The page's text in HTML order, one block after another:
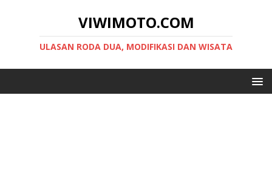
VIWIMOTO.COM
ULASAN RODA DUA, MODIFIKASI DAN WISATA